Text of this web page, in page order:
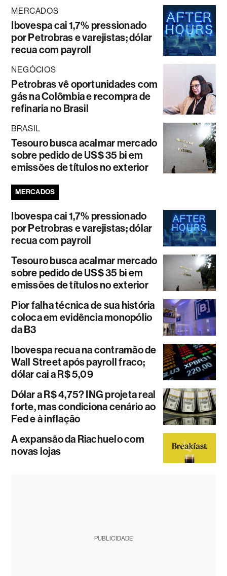
MERCADOS
Ibovespa cai 1,7% pressionado
por Petrobras e varejistas; dólar
recua com payroll
NEGÓCIOS
Petrobras vê oportunidades com
gás na Colômbia e recompra de
refinaria no Brasil
BRASIL
Tesouro busca acalmar mercado
sobre pedido de US$ 35 bi em
emissões de títulos no exterior
MERCADOS
Ibovespa cai 1,7% pressionado
por Petrobras e varejistas; dólar
recua com payroll
Tesouro busca acalmar mercado
sobre pedido de US$ 35 bi em
emissões de títulos no exterior
Pior falha técnica de sua história
coloca em evidência monopólio
da B3
Ibovespa recua na contramão de
Wall Street após payroll fraco;
dólar cai a R$ 5,09
Dólar a R$ 4,75? ING projeta real
forte, mas condiciona cenário ao
Fed e à inflação
A expansão da Riachuelo com
novas lojas
PUBLICIDADE